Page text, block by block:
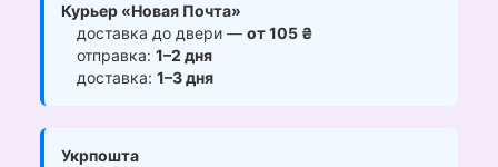
Курьер «Новая Почта»
доставка до двери — от 105 ₴
отправка: 1–2 дня
доставка: 1–3 дня
Укрпошта